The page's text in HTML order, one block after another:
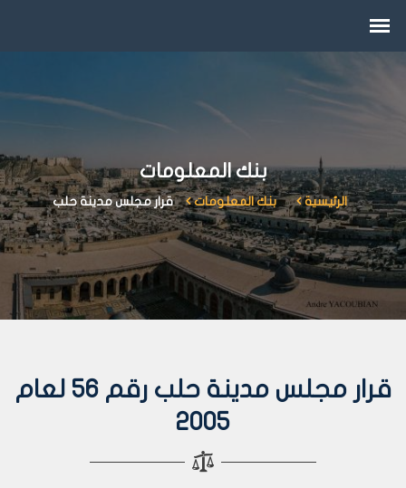
بنك المعلومات
الرئيسية بنك المعلومات قرار مجلس مدينة حلب
قرار مجلس مدينة حلب رقم 56 لعام
2005